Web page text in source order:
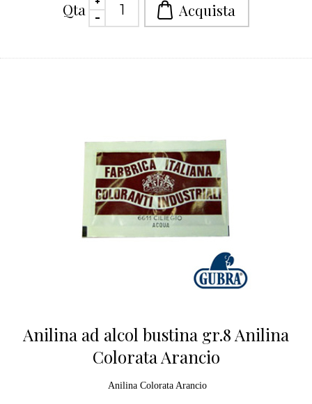
Qta
Anilina ad alcol bustina gr.8 Anilina
Colorata Arancio
Anilina Colorata Arancio